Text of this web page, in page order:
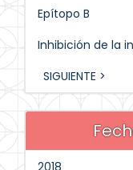
Epítopo B
Inhibición de la
SIGUIENTE >
2018